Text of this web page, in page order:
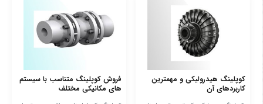
کوپلینگ هیدرولیکی و مهمترین
کاربردهای آن
فروش کوپلینگ متناسب با سیستم‌
های مکانیکی مختلف